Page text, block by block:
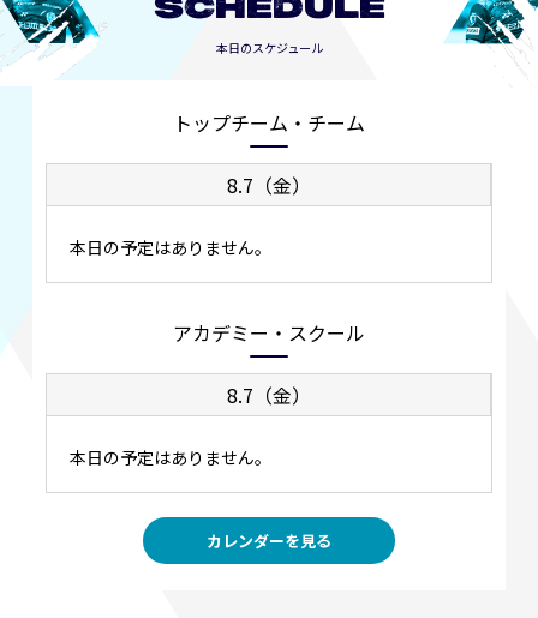
SCHEDULE
本日のスケジュール
トップチーム・チーム
8.7（金）
本日の予定はありません。
アカデミー・スクール
8.7（金）
本日の予定はありません。
カレンダーを見る